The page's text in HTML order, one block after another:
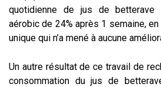
quotidienne de jus de betterave
aérobic de 24% après 1 semaine,
unique qui n’a mené à aucune
Un autre résultat de ce travail de
consommation du jus de